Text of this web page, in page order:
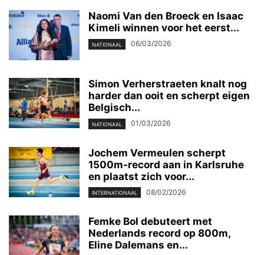
Naomi Van den Broeck en Isaac
Kimeli winnen voor het eerst...
NATIONAAL 06/03/2026
Simon Verherstraeten knalt nog
harder dan ooit en scherpt eigen
Belgisch...
NATIONAAL 01/03/2026
Jochem Vermeulen scherpt
1500m-record aan in Karlsruhe
en plaatst zich voor...
INTERNATIONAAL 08/02/2026
Femke Bol debuteert met
Nederlands record op 800m,
Eline Dalemans en...